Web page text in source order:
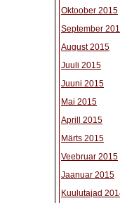
Oktoober 2015
September
August 2015
Juuli 2015
Juuni 2015
Mai 2015
Aprill 2015
Märts 2015
Veebruar 2015
Jaanuar 2015
Kuulutajad